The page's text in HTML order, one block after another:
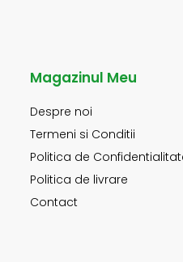
Magazinul Meu
Despre noi
Termeni si Conditii
Politica de
Politica de livrare
Contact